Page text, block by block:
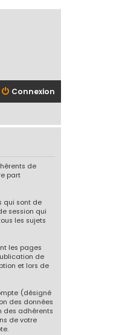
Connexion
de
part
qui sont de
session qui
les sujets
les pages
de
et lors de
(désigné
des données
des adhérents
de votre